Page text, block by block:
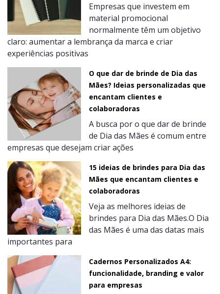
Empresas que investem em
material promocional
normalmente têm um objetivo
claro: aumentar a lembrança da marca e criar
experiências positivas
O que dar de brinde de Dia das
Mães? Ideias personalizadas que
encantam clientes e
colaboradoras
A busca por o que dar de brinde
de Dia das Mães é comum entre
empresas que desejam criar ações
15 ideias de brindes para Dia das
Mães que encantam clientes e
colaboradoras
Veja as melhores ideias de
brindes para Dia das Mães.O Dia
das Mães é uma das datas mais
importantes para
Cadernos Personalizados A4:
funcionalidade, branding e valor
para empresas